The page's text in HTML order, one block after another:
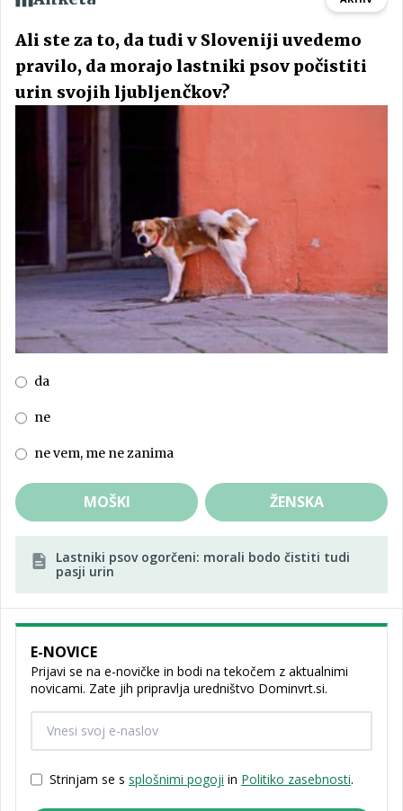
Ali ste za to, da tudi v Sloveniji uvedemo
pravilo, da morajo lastniki psov počistiti
urin svojih ljubljenčkov?
da
ne
ne vem, me ne zanima
MOŠKI ŽENSKA
Lastniki psov ogorčeni: morali bodo čistiti tudi
pasji urin
E-NOVICE
Prijavi se na e-novičke in bodi na tekočem z aktualnimi
novicami. Zate jih pripravlja uredništvo Dominvrt.si.
Strinjam se s splošnimi pogoji in Politiko zasebnosti.